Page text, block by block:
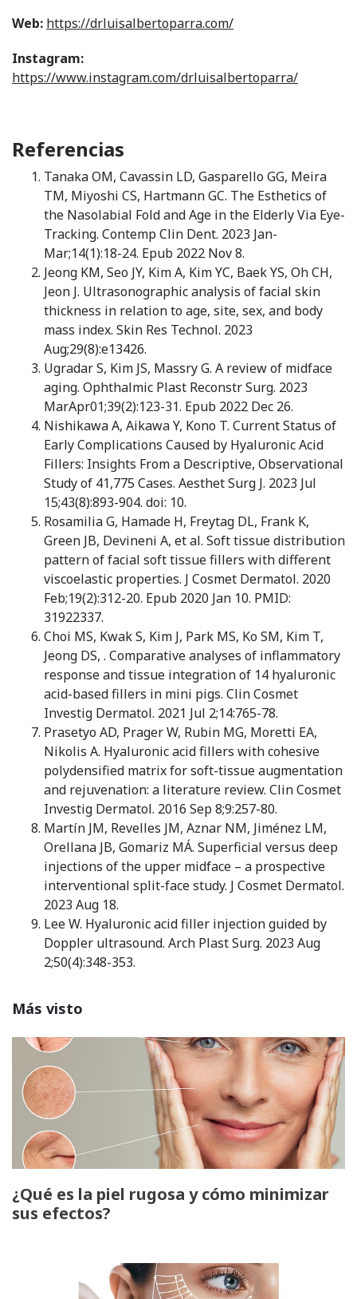
Web: https://drluisalbertoparra.com/
Instagram:
https://www.instagram.com/drluisalbertoparra/
Referencias
Tanaka OM, Cavassin LD, Gasparello GG, Meira
TM, Miyoshi CS, Hartmann GC. The Esthetics of
the Nasolabial Fold and Age in the Elderly Via Eye-
Tracking. Contemp Clin Dent. 2023 Jan-
Mar;14(1):18-24. Epub 2022 Nov 8.
Jeong KM, Seo JY, Kim A, Kim YC, Baek YS, Oh CH,
Jeon J. Ultrasonographic analysis of facial skin
thickness in relation to age, site, sex, and body
mass index. Skin Res Technol. 2023
Aug;29(8):e13426.
Ugradar S, Kim JS, Massry G. A review of midface
aging. Ophthalmic Plast Reconstr Surg. 2023
MarApr01;39(2):123-31. Epub 2022 Dec 26.
Nishikawa A, Aikawa Y, Kono T. Current Status of
Early Complications Caused by Hyaluronic Acid
Fillers: Insights From a Descriptive, Observational
Study of 41,775 Cases. Aesthet Surg J. 2023 Jul
15;43(8):893-904. doi: 10.
Rosamilia G, Hamade H, Freytag DL, Frank K,
Green JB, Devineni A, et al. Soft tissue distribution
pattern of facial soft tissue fillers with different
viscoelastic properties. J Cosmet Dermatol. 2020
Feb;19(2):312-20. Epub 2020 Jan 10. PMID:
31922337.
Choi MS, Kwak S, Kim J, Park MS, Ko SM, Kim T,
Jeong DS, . Comparative analyses of inflammatory
response and tissue integration of 14 hyaluronic
acid-based fillers in mini pigs. Clin Cosmet
Investig Dermatol. 2021 Jul 2;14:765-78.
Prasetyo AD, Prager W, Rubin MG, Moretti EA,
Nikolis A. Hyaluronic acid fillers with cohesive
polydensified matrix for soft-tissue augmentation
and rejuvenation: a literature review. Clin Cosmet
Investig Dermatol. 2016 Sep 8;9:257-80.
Martín JM, Revelles JM, Aznar NM, Jiménez LM,
Orellana JB, Gomariz MÁ. Superficial versus deep
injections of the upper midface – a prospective
interventional split-face study. J Cosmet Dermatol.
2023 Aug 18.
Lee W. Hyaluronic acid filler injection guided by
Doppler ultrasound. Arch Plast Surg. 2023 Aug
2;50(4):348-353.
Más visto
¿Qué es la piel rugosa y cómo minimizar
sus efectos?